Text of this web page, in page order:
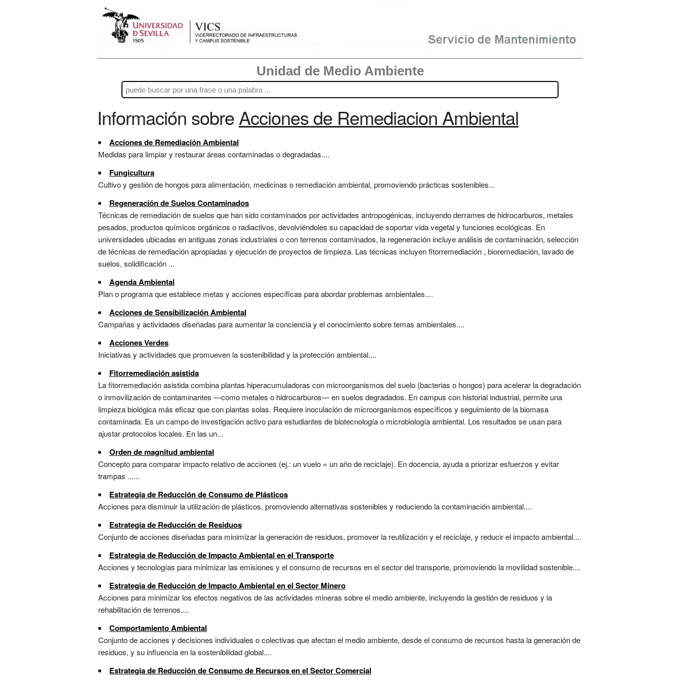
Unidad de Medio Ambiente
Información sobreAcciones de Remediacion Ambiental
Acciones de Remediación Ambiental
Medidas para limpiar y restaurar áreas contaminadas o degradadas....
Fungicultura
Cultivo y gestión de hongos para alimentación, medicinas o remediación ambiental, promoviendo prácticas sostenibles...
Regeneración de Suelos Contaminados
Técnicas de remediación de suelos que han sido contaminados por actividades antropogénicas, incluyendo derrames de hidrocarburos, metales
pesados, productos químicos orgánicos o radiactivos, devolviéndoles su capacidad de soportar vida vegetal y funciones ecológicas. En
universidades ubicadas en antiguas zonas industriales o con terrenos contaminados, la regeneración incluye análisis de contaminación, selección
de técnicas de remediación apropiadas y ejecución de proyectos de limpieza. Las técnicas incluyen fitorremediación , bioremediación, lavado de
suelos, solidificación ...
Agenda Ambiental
Plan o programa que establece metas y acciones específicas para abordar problemas ambientales....
Acciones de Sensibilización Ambiental
Campañas y actividades diseñadas para aumentar la conciencia y el conocimiento sobre temas ambientales....
Acciones Verdes
Iniciativas y actividades que promueven la sostenibilidad y la protección ambiental....
Fitorremediación asistida
La fitorremediación asistida combina plantas hiperacumuladoras con microorganismos del suelo (bacterias o hongos) para acelerar la degradación
o inmovilización de contaminantes —como metales o hidrocarburos— en suelos degradados. En campus con historial industrial, permite una
limpieza biológica más eficaz que con plantas solas. Requiere inoculación de microorganismos específicos y seguimiento de la biomasa
contaminada. Es un campo de investigación activo para estudiantes de biotecnología o microbiología ambiental. Los resultados se usan para
ajustar protocolos locales. En las un...
Orden de magnitud ambiental
Concepto para comparar impacto relativo de acciones (ej.: un vuelo = un año de reciclaje). En docencia, ayuda a priorizar esfuerzos y evitar
trampas ......
Estrategia de Reducción de Consumo de Plásticos
Acciones para disminuir la utilización de plásticos, promoviendo alternativas sostenibles y reduciendo la contaminación ambiental....
Estrategia de Reducción de Residuos
Conjunto de acciones diseñadas para minimizar la generación de residuos, promover la reutilización y el reciclaje, y reducir el impacto ambiental....
Estrategia de Reducción de Impacto Ambiental en el Transporte
Acciones y tecnologías para minimizar las emisiones y el consumo de recursos en el sector del transporte, promoviendo la movilidad sostenible....
Estrategia de Reducción de Impacto Ambiental en el Sector Minero
Acciones para minimizar los efectos negativos de las actividades mineras sobre el medio ambiente, incluyendo la gestión de residuos y la
rehabilitación de terrenos....
Comportamiento Ambiental
Conjunto de acciones y decisiones individuales o colectivas que afectan el medio ambiente, desde el consumo de recursos hasta la generación de
residuos, y su influencia en la sostenibilidad global....
Estrategia de Reducción de Consumo de Recursos en el Sector Comercial